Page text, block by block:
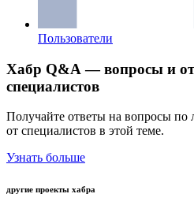
Пользователи
Хабр Q&A — вопросы и
специалистов
Получайте ответы на вопросы по
от специалистов в этой теме.
Узнать больше
другие проекты хабра